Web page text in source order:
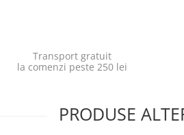
Transport gratuit
la comenzi peste 250 lei
PRODUSE